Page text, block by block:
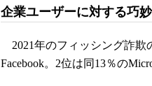
企業ユーザーに対する巧
2021年のフィッシング詐欺
Facebook。2位は同13％の